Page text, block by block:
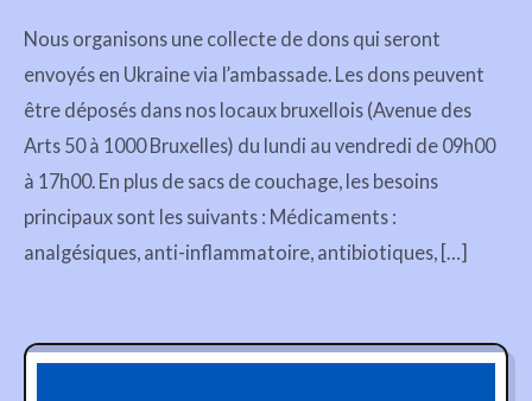
Nous organisons une collecte de dons qui seront
envoyés en Ukraine via l’ambassade. Les dons peuvent
être déposés dans nos locaux bruxellois (Avenue des
Arts 50 à 1000 Bruxelles) du lundi au vendredi de 09h00
à 17h00. En plus de sacs de couchage, les besoins
principaux sont les suivants : Médicaments :
analgésiques, anti-inflammatoire, antibiotiques, […]